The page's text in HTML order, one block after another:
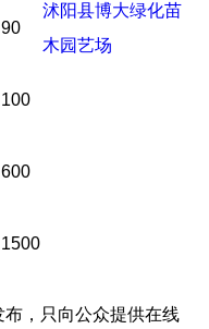
沭阳县博大绿化苗
木园艺场
90
100
600
1500
，只向公众提供在线